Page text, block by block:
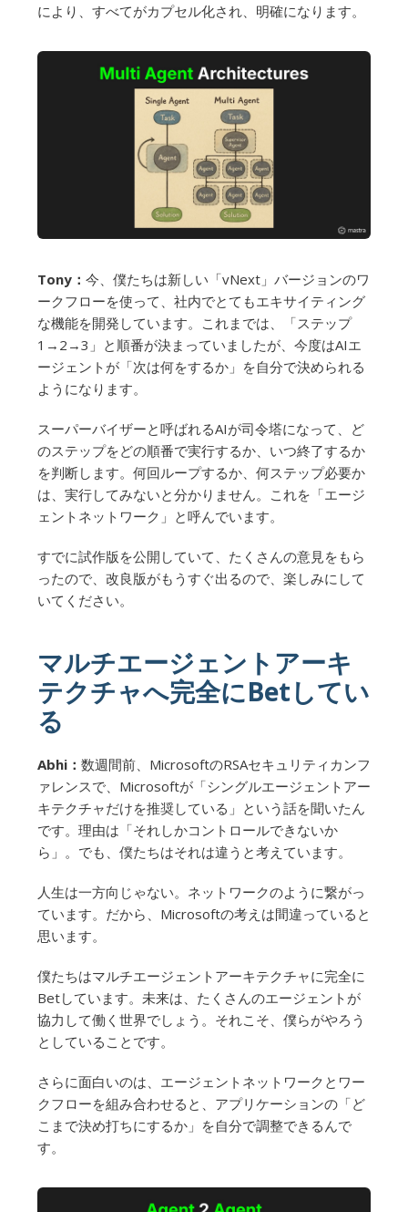
により、すべてがカプセル化され、明確になります。
Tony： 今、僕たちは新しい「vNext」バージョンのワ
ークフローを使って、社内でとてもエキサイティング
な機能を開発しています。これまでは、「ステップ
1→2→3」と順番が決まっていましたが、今度はAIエ
ージェントが「次は何をするか」を自分で決められる
ようになります。
スーパーバイザーと呼ばれるAIが司令塔になって、ど
のステップをどの順番で実行するか、いつ終了するか
を判断します。何回ループするか、何ステップ必要か
は、実行してみないと分かりません。これを「エージ
ェントネットワーク」と呼んでいます。
すでに試作版を公開していて、たくさんの意見をもら
ったので、改良版がもうすぐ出るので、楽しみにして
いてください。
マルチエージェントアーキ
テクチャへ完全にBetしてい
る
Abhi： 数週間前、MicrosoftのRSAセキュリティカンフ
ァレンスで、Microsoftが「シングルエージェントアー
キテクチャだけを推奨している」という話を聞いたん
です。理由は「それしかコントロールできないか
ら」。でも、僕たちはそれは違うと考えています。
人生は一方向じゃない。ネットワークのように繋がっ
ています。だから、Microsoftの考えは間違っていると
思います。
僕たちはマルチエージェントアーキテクチャに完全に
Betしています。未来は、たくさんのエージェントが
協力して働く世界でしょう。それこそ、僕らがやろう
としていることです。
さらに面白いのは、エージェントネットワークとワー
クフローを組み合わせると、アプリケーションの「ど
こまで決め打ちにするか」を自分で調整できるんで
す。